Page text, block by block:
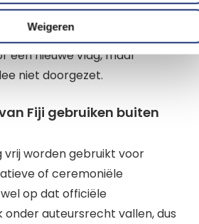
Weigeren
zou verdwijnen uit de vlag
een ontwerpwedstrijd
een nieuwe vlag, maar
niet doorgezet.
Fiji gebruiken buiten
vrij worden gebruikt voor
of ceremoniële
op dat officiële
onder auteursrecht vallen, dus